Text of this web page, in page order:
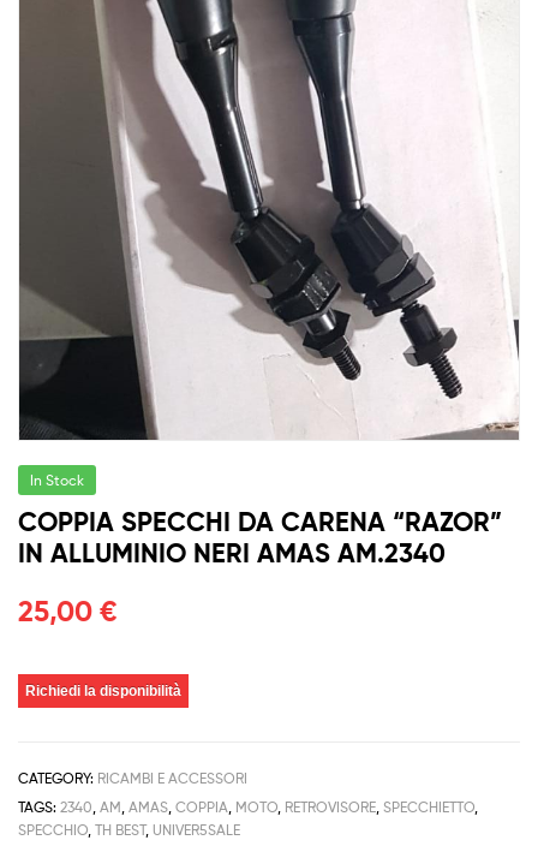
In Stock
COPPIA SPECCHI DA CARENA “RAZOR”
IN ALLUMINIO NERI AMAS AM.2340
25,00 €
Richiedi la disponibilità
CATEGORY: RICAMBI E ACCESSORI
TAGS: 2340, AM, AMAS, COPPIA, MOTO, RETROVISORE, SPECCHIETTO,
SPECCHIO, TH BEST, UNIVER5SALE